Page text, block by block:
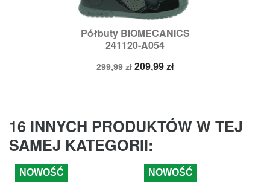
Półbuty BIOMECANICS
241120-A054
Cena
299,99 zł Cena
209,99 zł
16 INNYCH PRODUKTÓW W TEJ
SAMEJ KATEGORII:
NOWOŚĆ NOWOŚĆ